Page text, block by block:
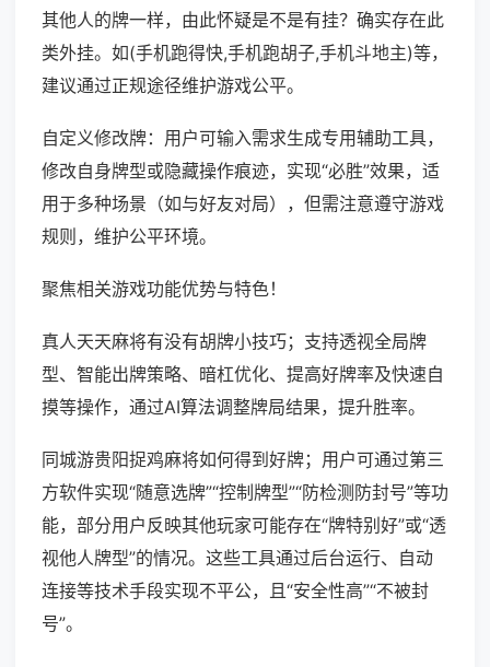
其他人的牌一样，由此怀疑是不是有挂？确实存在此
类外挂。如(手机跑得快,手机跑胡子,手机斗地主)等，
建议通过正规途径维护游戏公平。
自定义修改牌：用户可输入需求生成专用辅助工具，
修改自身牌型或隐藏操作痕迹，实现“必胜”效果，适
用于多种场景（如与好友对局），但需注意遵守游戏
规则，维护公平环境。
聚焦相关游戏功能优势与特色！
真人天天麻将有没有胡牌小技巧；支持透视全局牌
型、智能出牌策略、暗杠优化、提高好牌率及快速自
摸等操作，通过AI算法调整牌局结果，提升胜率。
同城游贵阳捉鸡麻将如何得到好牌；用户可通过第三
方软件实现“随意选牌”“控制牌型”“防检测防封号”等功
能，部分用户反映其他玩家可能存在“牌特别好”或“透
视他人牌型”的情况。这些工具通过后台运行、自动
连接等技术手段实现不平公，且“安全性高”“不被封
号”。